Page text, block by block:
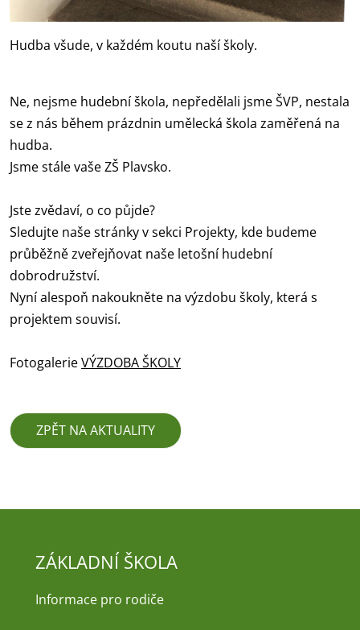
Hudba všude, v každém koutu naší školy.
Ne, nejsme hudební škola, nepředělali jsme ŠVP, nestala
se z nás během prázdnin umělecká škola zaměřená na
hudba.
Jsme stále vaše ZŠ Plavsko.
Jste zvědaví, o co půjde?
Sledujte naše stránky v sekci Projekty, kde budeme
průběžně zveřejňovat naše letošní hudební
dobrodružství.
Nyní alespoň nakoukněte na výzdobu školy, která s
projektem souvisí.
FotogalerieVÝZDOBA ŠKOLY
ZPĚT NA AKTUALITY
ZÁKLADNÍ ŠKOLA
Informace pro rodiče